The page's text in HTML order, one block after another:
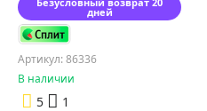
дней
Артикул: 86336
В наличии
5
1